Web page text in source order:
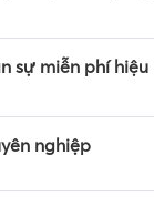
sự miễn phí hiệu
nghiệp